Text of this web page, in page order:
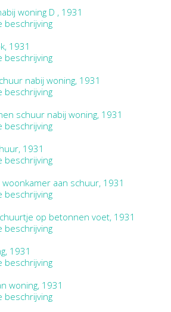
woning D , 1931
beschrijving
1931
beschrijving
nabij woning, 1931
beschrijving
schuur nabij woning, 1931
beschrijving
1931
beschrijving
aan schuur, 1931
beschrijving
op betonnen voet, 1931
beschrijving
1931
beschrijving
woning, 1931
beschrijving